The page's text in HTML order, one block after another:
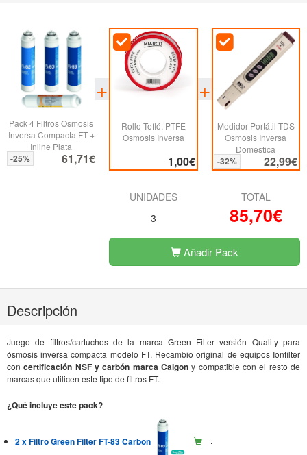
Pack 4 Filtros Osmosis
Inversa Compacta FT +
Inline Plata
61,71€
-25%
Rollo Tefló. PTFE
Osmosis Inversa
1,00€
Medidor Portátil TDS
Osmosis Inversa
Domestica
22,99€
-32%
UNIDADES
TOTAL
3
85,70€
Añadir Pack
Descripción
Juego de filtros/cartuchos de la marca Green Filter versión Quality para
ósmosis inversa compacta modelo FT. Recambio original de equipos Ionfilter
concertificación NSF y carbón marca Calgon y compatible con el resto de
marcas que utilicen este tipo de filtros FT.
¿Qué incluye este pack?
2 x Filtro Green Filter FT-83 Carbon .